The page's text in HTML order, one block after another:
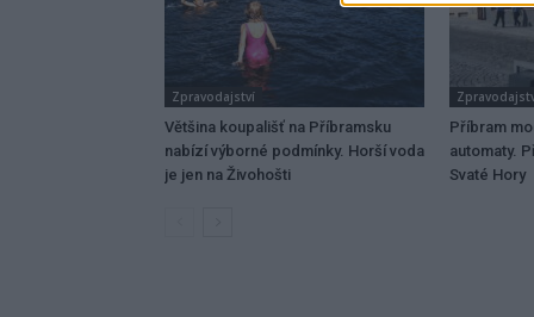
Zpravodajství
Většina koupališť na Příbramsku
nabízí výborné podmínky. Horší voda
je jen na Živohošti
Příbram
automaty.
Svaté Hory